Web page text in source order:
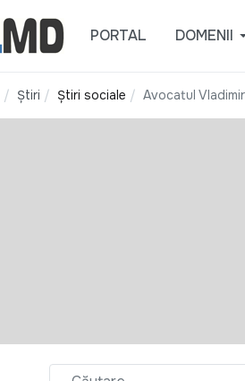
PORTAL DOMENII
Știri Știri sociale Avocatul